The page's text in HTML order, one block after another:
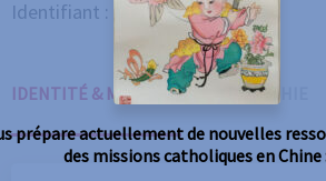
Identifiant : 1831
IDENTITÉ & MISSIONS BIOGRAPHIE
prépare actuellement de nouvelles
des missions catholiques en Chine